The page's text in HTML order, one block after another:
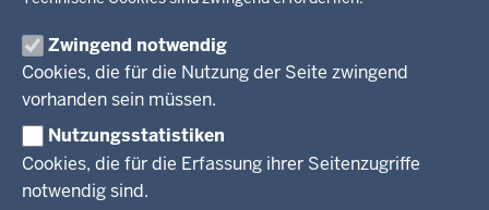
Zwingend notwendig
Cookies, die für die Nutzung der Seite zwingend
vorhanden sein müssen.
Nutzungsstatistiken
Cookies, die für die Erfassung ihrer Seitenzugriffe
notwendig sind.
Aktuelle Ausbildungsstellen und Praktika
Pressestelle
Social Media
BEKANNTMACHUNGEN
Amtsblatt
© 2026 Bezirksregierung Arnsberg